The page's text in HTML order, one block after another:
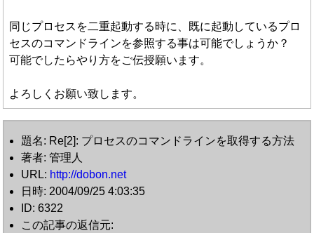
同じプロセスを二重起動する時に、既に起動しているプロ
セスのコマンドラインを参照する事は可能でしょうか？
可能でしたらやり方をご伝授願います。
よろしくお願い致します。
題名: Re[2]: プロセスのコマンドラインを取得する方法
著者: 管理人
URL: http://dobon.net
日時: 2004/09/25 4:03:35
ID: 6322
この記事の返信元: